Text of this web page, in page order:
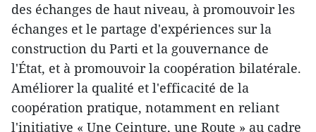
des échanges de haut niveau, à promouvoir les
échanges et le partage d'expériences sur la
construction du Parti et la gouvernance de
l'État, et à promouvoir la coopération bilatérale.
Améliorer la qualité et l'efficacité de la
coopération pratique, notamment en reliant
l'initiative « Une Ceinture, une Route » au cadre